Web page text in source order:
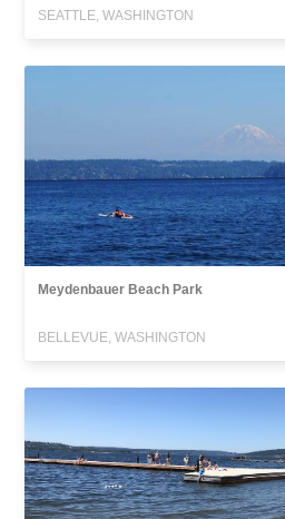
SEATTLE, WASHINGTON
Meydenbauer Beach Park
BELLEVUE, WASHINGTON